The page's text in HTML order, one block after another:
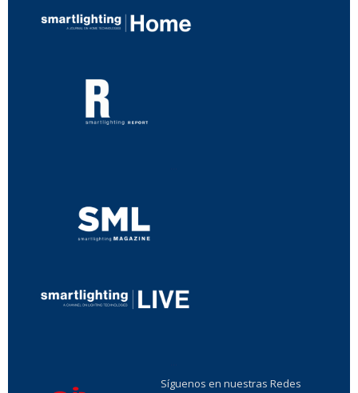
Síguenos en nuestras Redes